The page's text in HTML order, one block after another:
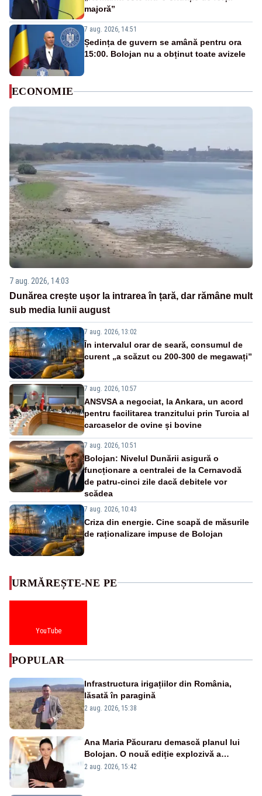
majoră”
7 aug. 2026, 14:51
Ședința de guvern se amână pentru ora
15:00. Bolojan nu a obținut toate avizele
ECONOMIE
7 aug. 2026, 14:03
Dunărea crește ușor la intrarea în țară, dar rămâne mult
sub media lunii august
7 aug. 2026, 13:02
În intervalul orar de seară, consumul de
curent „a scăzut cu 200-300 de megawați”
7 aug. 2026, 10:57
ANSVSA a negociat, la Ankara, un acord
pentru facilitarea tranzitului prin Turcia al
carcaselor de ovine și bovine
7 aug. 2026, 10:51
Bolojan: Nivelul Dunării asigură o
funcționare a centralei de la Cernavodă
de patru-cinci zile dacă debitele vor
scădea
7 aug. 2026, 10:43
Criza din energie. Cine scapă de măsurile
de raționalizare impuse de Bolojan
URMĂREȘTE-NE PE
YouTube
POPULAR
Infrastructura irigațiilor din România,
lăsată în paragină
2 aug. 2026, 15:38
Ana Maria Păcuraru demască planul lui
Bolojan. O nouă ediție explozivă a
emisiunii „Miza Zilei” la Realitatea PLUS
2 aug. 2026, 15:42